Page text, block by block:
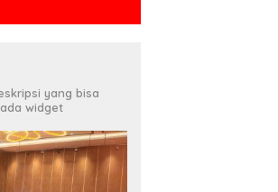
yang bisa
widget